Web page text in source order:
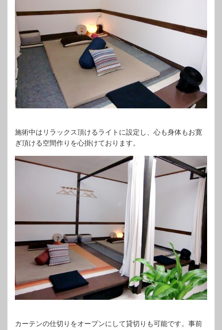
施術中はリラックス頂けるライトに設定し、心も身体もお寛
ぎ頂ける空間作りを心掛けております。
カーテンの仕切りをオープンにして貸切りも可能です。事前